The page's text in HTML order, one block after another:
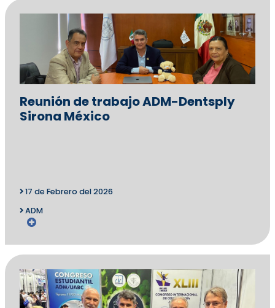
Reunión de trabajo ADM-Dentsply
Sirona México
17 de Febrero del 2026
ADM